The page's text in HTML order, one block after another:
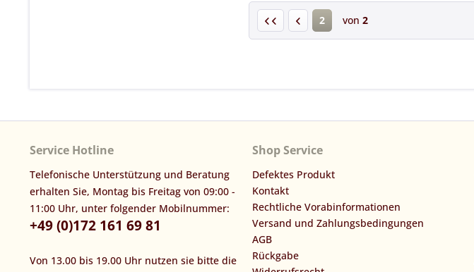
2 von 2
Service Hotline
Telefonische Unterstützung und Beratung
erhalten Sie, Montag bis Freitag von 09:00 -
11:00 Uhr, unter folgender Mobilnummer:
+49 (0)172 161 69 81
Von 13.00 bis 19.00 Uhr nutzen sie bitte die
Shop Service
Defektes Produkt
Kontakt
Rechtliche Vorabinformationen
Versand und Zahlungsbedingungen
AGB
Rückgabe